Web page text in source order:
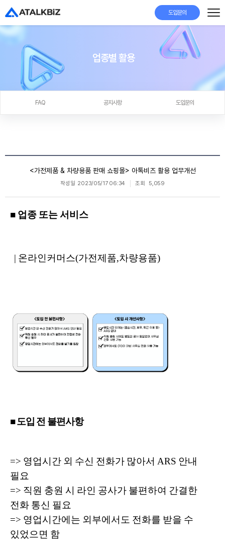
도입문의
업종별 활용
FAQ 공지사항 도입문의
<가전제품 & 차량용품 판매 쇼핑몰> 아톡비즈 활용 업무개선
작성일 2023/05/17 06:34 조회 5,059
■ 업종 또는 서비스
| 온라인커머스(가전제품,차량용품)
■ 도입 전 불편사항
=> 영업시간 외 수신 전화가 많아서 ARS 안내
필요
=> 직원 충원 시 라인 공사가 불편하여 간결한
전화 통신 필요
=> 영업시간에는 외부에서도 전화를 받을 수
있었으면 함